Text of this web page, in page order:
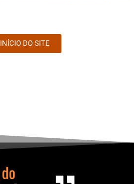
INÍCIO DO SITE